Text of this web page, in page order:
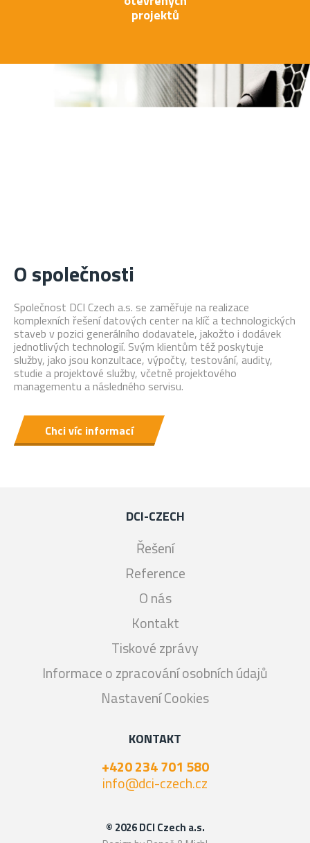
projektů
O společnosti
Společnost DCI Czech a.s. se zaměřuje na realizace
komplexních řešení datových center na klíč a technologických
staveb v pozici generálního dodavatele, jakožto i dodávek
jednotlivých technologií. Svým klientům též poskytuje
služby, jako jsou konzultace, výpočty, testování, audity,
studie a projektové služby, včetně projektového
managementu a následného servisu.
Chci víc informací
DCI-CZECH
Řešení
Reference
O nás
Kontakt
Tiskové zprávy
Informace o zpracování osobních údajů
Nastavení Cookies
KONTAKT
+420 234 701 580
info@dci-czech.cz
© 2026 DCI Czech a.s.